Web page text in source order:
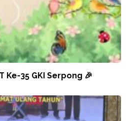
Ke-35 GKI Serpong 🎉